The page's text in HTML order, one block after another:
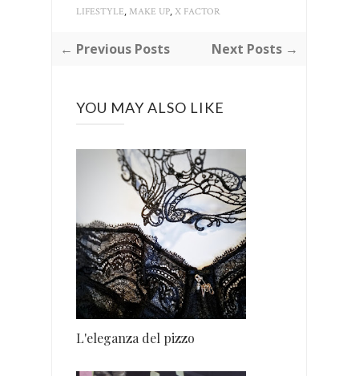
LIFESTYLE MAKE UP X FACTOR
← Previous Posts Next Posts →
YOU MAY ALSO LIKE
L'eleganza del pizzo